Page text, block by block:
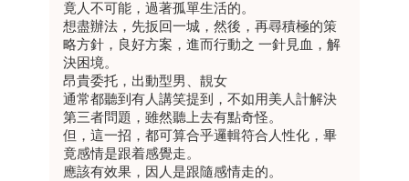
竟人不可能，過著孤單生活的。
想盡辦法，先扳回一城，然後，再尋積極的策
略方針，良好方案，進而行動之 一針見血，解
決困境。
昂貴委托，出動型男、靚女
通常都聽到有人講笑提到，不如用美人計解決
第三者問題，雖然聽上去有點奇怪。
但，這一招，都可算合乎邏輯符合人性化，畢
竟感情是跟着感覺走。
應該有效果，因人是跟隨感情走的。